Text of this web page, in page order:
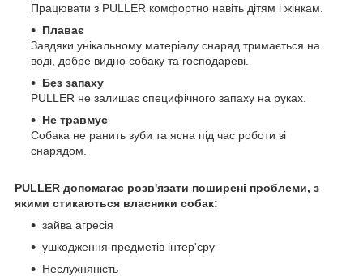
Працювати з PULLER комфортно навіть дітям і жінкам.
Плаває
Завдяки унікальному матеріалу снаряд тримається на
воді, добре видно собаку та господареві.
Без запаху
PULLER не залишає специфічного запаху на руках.
Не травмує
Собака не ранить зуби та ясна під час роботи зі
снарядом.
PULLER допомагає розв'язати поширені проблеми, з
якими стикаються власники собак:
зайва агресія
ушкодження предметів інтер'єру
Неслухняність